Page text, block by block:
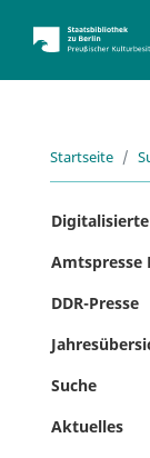
Startseite
Amtspresse
DDR-Presse
Suche
Aktuelles